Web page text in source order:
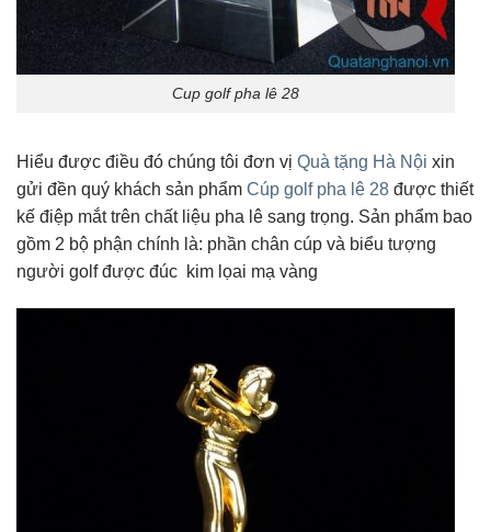
Cup golf pha lê 28
Hiểu được điều đó chúng tôi đơn vị Quà tặng Hà Nội xin
gửi đền quý khách sản phẩm Cúp golf pha lê 28 được thiết
kế điệp mắt trên chất liệu pha lê sang trọng. Sản phẩm bao
gồm 2 bộ phận chính là: phần chân cúp và biểu tượng
người golf được đúc kim lọai mạ vàng